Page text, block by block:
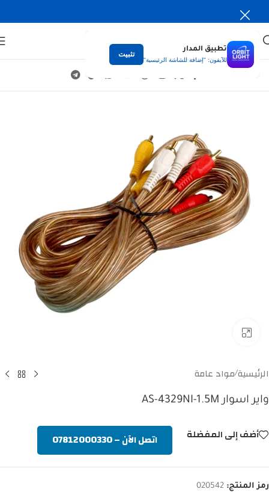
تطبيق المدار
للآيفون: "إضافة للشاشة الرئيسية"
تثبيت
الرئيسية/مواد عامة
واير اسوار AS-4329NI-1.5M
أضف إلى المفضلة اتصل الآن – 07812000330
رمز المنتج: 020542